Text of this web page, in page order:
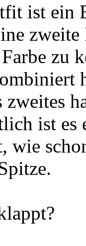
ist ein
zu
zweites
ist
wie